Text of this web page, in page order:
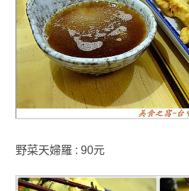
野菜天婦羅 : 90元